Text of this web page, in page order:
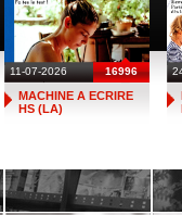
11-07-2026 16996
MACHINE A ECRIRE
HS (LA)